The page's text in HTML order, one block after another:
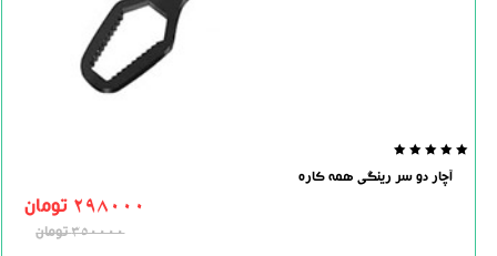
out
آچار دو سر رینگی همه کاره
298000 تومان
350000تومان